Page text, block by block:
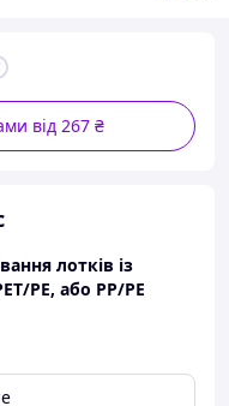
від 267 ₴
лотків із
PE, або PP/PE